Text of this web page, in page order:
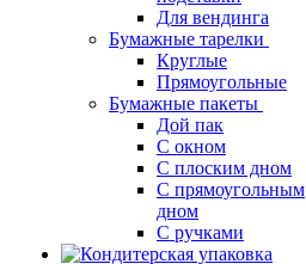
Для вендинга
Бумажные тарелки
Круглые
Прямоугольные
Бумажные пакеты
Дой пак
С окном
С плоским дном
С прямоугольным
дном
С ручками